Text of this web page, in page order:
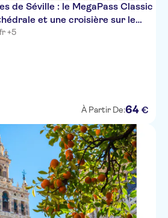
de Séville : le MegaPass Classic
et une croisière sur le
+5
À Partir De:64 €